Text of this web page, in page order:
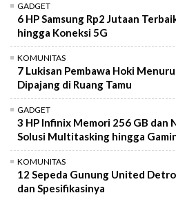
GADGET
6 HP Samsung Rp2 Jutaan
hingga Koneksi 5G
KOMUNITAS
7 Lukisan Pembawa Hoki
Dipajang di Ruang Tamu
GADGET
3 HP Infinix Memori 256 GB dan
Solusi Multitasking hingga
KOMUNITAS
12 Sepeda Gunung United
dan Spesifikasinya